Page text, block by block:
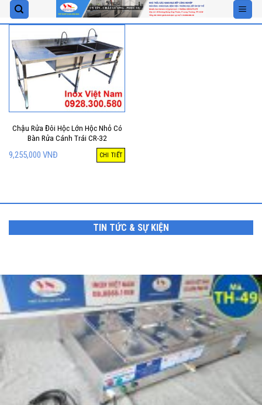
Skip
to
Chậu Rửa Đôi Hộc Lớn Hộc Nhỏ Có
Bàn Rửa Cánh Trái CR-32
9,255,000 VNĐ CHI TIẾT
TIN TỨC & SỰ KIỆN